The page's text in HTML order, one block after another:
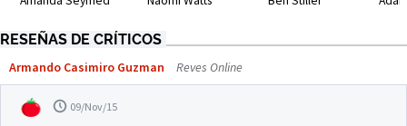
RESEÑAS DE CRÍTICOS
Armando Casimiro Guzman Reves Online
09/Nov/15